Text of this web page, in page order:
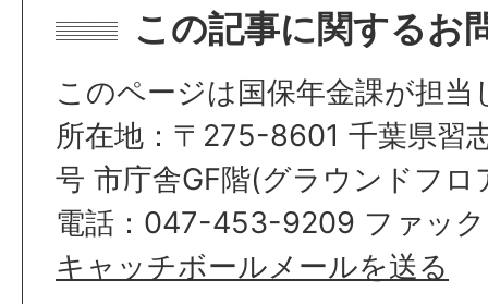
この記事に関するお
このページは国保年金課が担当
所在地：〒275-8601 千葉県習
号 市庁舎GF階(グラウンドフロ
電話：047-453-9209 ファッ
キャッチボールメールを送る